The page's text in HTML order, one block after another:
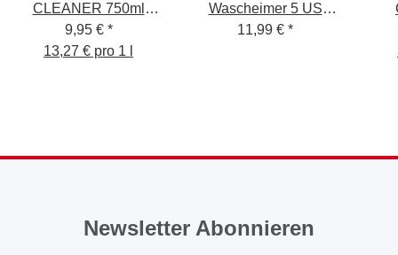
CLEANER 750ml
Innenreiniger
9,95 € *
13,27 € pro 1 l
Wascheimer 5 US
Gallonen (ca. 20 Liter)
11,99 € *
Newsletter Abonnieren